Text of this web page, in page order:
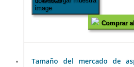
Comprar
Tamaño del mercado de